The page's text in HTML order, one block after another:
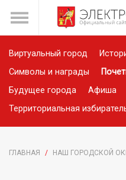
Виртуальный город
Символы и награды
Будущее города
Афиша
Территориальная
ГЛАВНАЯ / НАШ ГОРОДСКОЙ